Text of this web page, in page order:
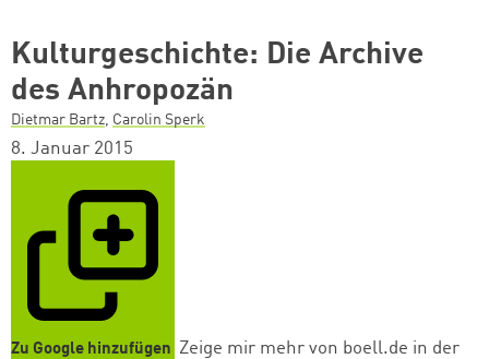
Kulturgeschichte: Die Archive
des Anhropozän
Dietmar Bartz, Carolin Sperk
8. Januar 2015
Zu Google hinzufügen Zeige mir mehr von boell.de in der